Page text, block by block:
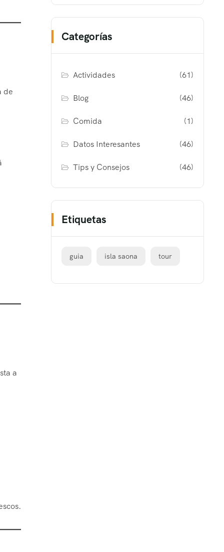
de
a
Categorías
Actividades (61)
Blog (46)
Comida (1)
Datos Interesantes (46)
Tips y Consejos (46)
Etiquetas
guia isla saona tour